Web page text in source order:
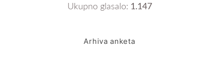
Ukupno glasalo: 1.147
Arhiva anketa